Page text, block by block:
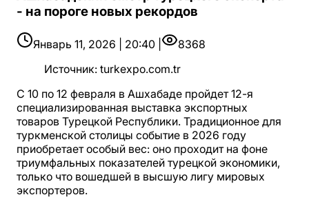
- на пороге новых рекордов
Январь 11, 2026 | 20:40 |
8368
Источник: turkexpo.com.tr
С 10 по 12 февраля в Ашхабаде пройдет 12-я
специализированная выставка экспортных
товаров Турецкой Республики. Традиционное для
туркменской столицы событие в 2026 году
приобретает особый вес: оно проходит на фоне
триумфальных показателей турецкой экономики,
только что вошедшей в высшую лигу мировых
экспортеров.